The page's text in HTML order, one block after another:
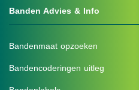
Banden Advies & Info
Bandenmaat opzoeken
Bandencoderingen uitleg